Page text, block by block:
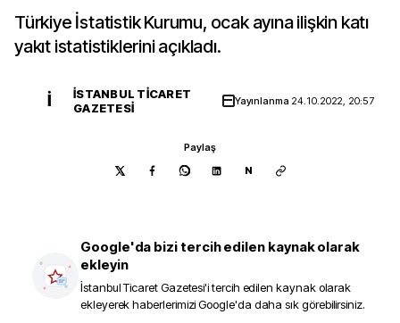
Türkiye İstatistik Kurumu, ocak ayına ilişkin katı
yakıt istatistiklerini açıkladı.
İ
İSTANBUL TICARET
GAZETESI
Yayınlanma 24.10.2022, 20:57
Paylaş
N
Google'da bizi tercih edilen kaynak olarak
ekleyin
İstanbul Ticaret Gazetesi'i tercih edilen kaynak olarak
ekleyerek haberlerimizi Google'da daha sık görebilirsiniz.